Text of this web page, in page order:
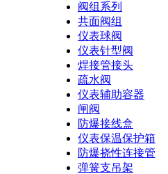
阀组系列
共面阀组
仪表球阀
仪表针型阀
焊接管接头
疏水阀
仪表辅助容器
闸阀
防爆接线盒
仪表保温保护箱
防爆挠性连接管
弹簧支吊架